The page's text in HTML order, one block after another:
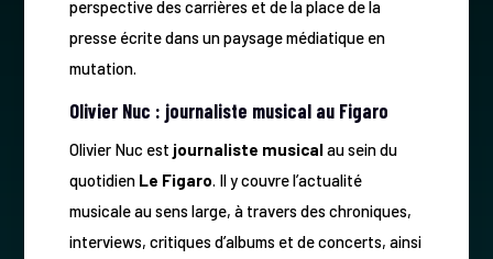
perspective des carrières et de la place de la
presse écrite dans un paysage médiatique en
mutation.
Olivier Nuc : journaliste musical au Figaro
Olivier Nuc est journaliste musicalau sein du
quotidien Le Figaro. Il y couvre l’actualité
musicale au sens large, à travers des chroniques,
interviews, critiques d’albums et de concerts, ainsi